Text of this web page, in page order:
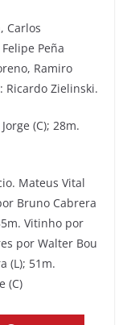
Carlos
Peña
Ramiro
Ricardo Zielinski.
(C); 28m.
Mateus Vital
Bruno Cabrera
Vitinho por
por Walter Bou
(L); 51m.
(C)